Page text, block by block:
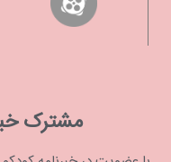
مشترک